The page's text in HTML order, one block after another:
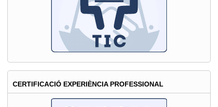
CERTIFICACIÓ EXPERIÈNCIA PROFESSIONAL